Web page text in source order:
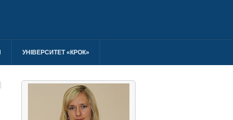
УНІВЕРСИТЕТ «КРОК»